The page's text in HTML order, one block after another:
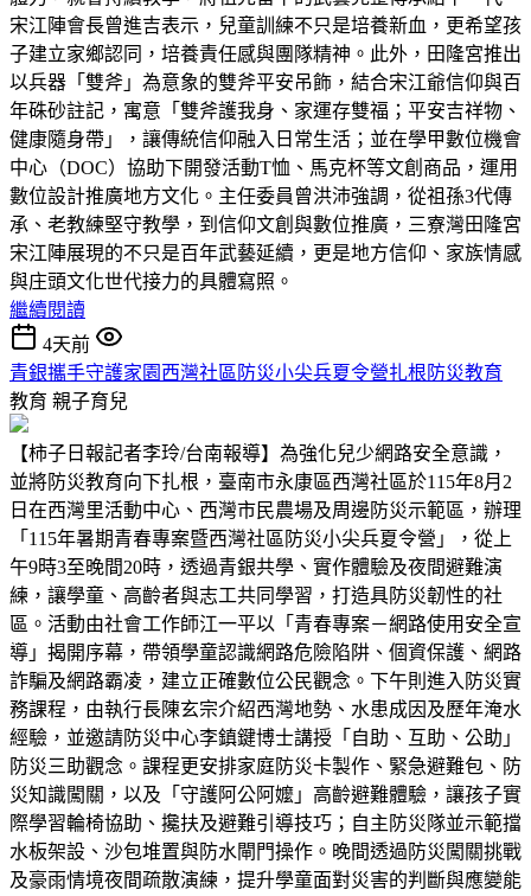
宋江陣會長曾進吉表示，兒童訓練不只是培養新血，更希望孩
子建立家鄉認同，培養責任感與團隊精神。此外，田隆宮推出
以兵器「雙斧」為意象的雙斧平安吊飾，結合宋江爺信仰與百
年硃砂註記，寓意「雙斧護我身、家運存雙福；平安吉祥物、
健康隨身帶」，讓傳統信仰融入日常生活；並在學甲數位機會
中心（DOC）協助下開發活動T恤、馬克杯等文創商品，運用
數位設計推廣地方文化。主任委員曾洪沛強調，從祖孫3代傳
承、老教練堅守教學，到信仰文創與數位推廣，三寮灣田隆宮
宋江陣展現的不只是百年武藝延續，更是地方信仰、家族情感
與庄頭文化世代接力的具體寫照。
繼續閱讀
4天前
青銀攜手守護家園西灣社區防災小尖兵夏令營扎根防災教育
教育 親子育兒
【柿子日報記者李玲/台南報導】為強化兒少網路安全意識，
並將防災教育向下扎根，臺南市永康區西灣社區於115年8月2
日在西灣里活動中心、西灣市民農場及周邊防災示範區，辦理
「115年暑期青春專案暨西灣社區防災小尖兵夏令營」，從上
午9時3至晚間20時，透過青銀共學、實作體驗及夜間避難演
練，讓學童、高齡者與志工共同學習，打造具防災韌性的社
區。活動由社會工作師江一平以「青春專案－網路使用安全宣
導」揭開序幕，帶領學童認識網路危險陷阱、個資保護、網路
詐騙及網路霸凌，建立正確數位公民觀念。下午則進入防災實
務課程，由執行長陳玄宗介紹西灣地勢、水患成因及歷年淹水
經驗，並邀請防災中心李鎮鍵博士講授「自助、互助、公助」
防災三助觀念。課程更安排家庭防災卡製作、緊急避難包、防
災知識闖關，以及「守護阿公阿嬤」高齡避難體驗，讓孩子實
際學習輪椅協助、攙扶及避難引導技巧；自主防災隊並示範擋
水板架設、沙包堆置與防水閘門操作。晚間透過防災闖關挑戰
及豪雨情境夜間疏散演練，提升學童面對災害的判斷與應變能